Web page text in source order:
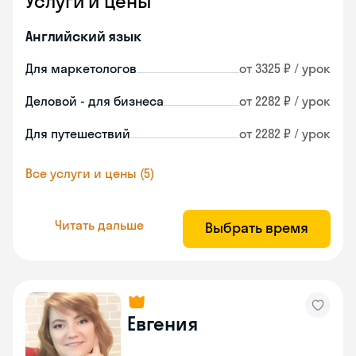
Английский язык
Для маркетологов от 3325 ₽ / урок
Деловой - для бизнеса от 2282 ₽ / урок
Для путешествий от 2282 ₽ / урок
Все услуги и цены (5)
Читать дальше Выбрать время
Евгения